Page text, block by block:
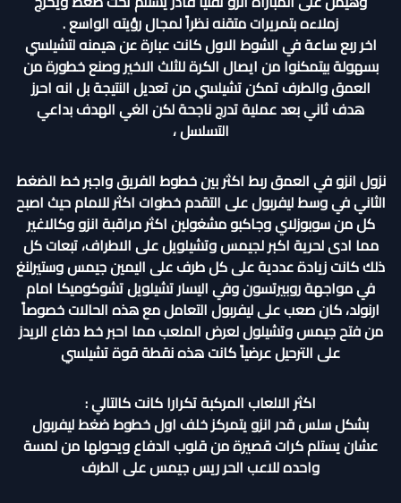
زملاءه بتمريرات متقنه نظراً لمجال رؤيته الواسع .
اخر ربع ساعة في الشوط الاول كانت عبارة عن هيمنه لتشيلسي
بسهولة بيتمكنوا من ايصال الكرة للثلث الاخير وصنع خطورة من
العمق والطرف تمكن تشيلسي من تعديل النتيجة بل انه احرز
هدف ثاني بعد عملية تدرج ناجحة لكن الغي الهدف بداعي
التسلسل ،
نزول انزو في العمق ربط اكثر بين خطوط الفريق واجبر خط الضغط
الثاني في وسط ليفربول على التقدم خطوات اكثر للامام حيث اصبح
كل من سوبوزلاي وجاكبو مشغولين اكثر مراقبة انزو وكالاغير
مما ادى لحرية اكبر لجيمس وتشيلويل على الاطراف، تبعات كل
ذلك كانت زيادة عددية على كل طرف على اليمين جيمس وستيرلنغ
في مواجهة روبيرتسون وفي اليسار تشيلويل تشوكوميكا امام
ارنولد، كان صعب على ليفربول التعامل مع هذه الحالات خصوصاً
من فتح جيمس وتشيلول لعرض الملعب مما احبر خط دفاع الريدز
على الترحيل عرضياً كانت هذه نقطة قوة تشيلسي
اكثر الالعاب المركبة تكرارا كانت كالتالي :
بشكل سلس قدر انزو يتمركز خلف اول خطوط ضغط ليفربول
عشان يستلم كرات قصيرة من قلوب الدفاع ويحولها من لمسة
واحده للاعب الحر ريس جيمس على الطرف